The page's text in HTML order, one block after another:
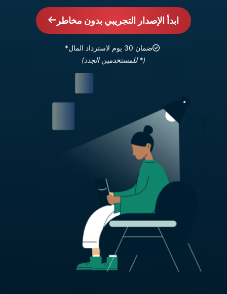
ابدأ الإصدار التجريبي بدون مخاطر
ضمان 30 يوم لاسترداد المال*
(* للمستخدمين الجدد)